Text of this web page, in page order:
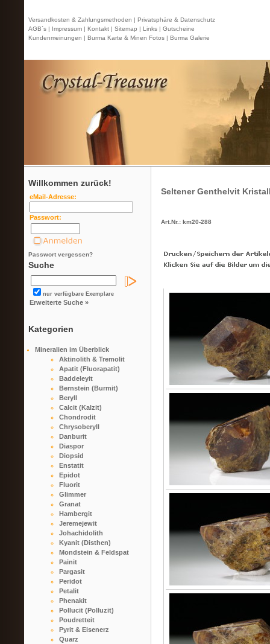
Versandkosten & Zahlungsmethoden | Privatsphäre & Datenschutz
AGB`s | Impressum | Kontakt | Sitemap | Links | Gutscheine
Kundenmeinungen | Burma Karte & Minen Fotos | Burma Galerie
Willkommen zurück!
eMail-Adresse:
Passwort:
Passwort vergessen?
Suche
nur verfügbare Exemplare
Erweiterte Suche »
Kategorien
Mineralien im Überblick
Aktinolith & Tremolit
Apatit (Fluorapatit)
Baddeleyit
Bernstein (Burmit)
Beryll
Calcit (Kalzit)
Chondrodit
Chrysoberyll
Danburit
Diaspor
Diopsid
Enstatit
Epidot
Fluorit
Glimmer
Granat
Hambergit
Jeremejewit
Johachidolith
Kyanit (Disthen)
Mondstein & Feldspat
Painit
Pargasit
Peridot
Petalit
Phenakit
Pollucit (Polluzit)
Poudretteit
Pyrit & Eisenerz
Quarz
Seltener Genthelvit
Art.Nr.: km20-288